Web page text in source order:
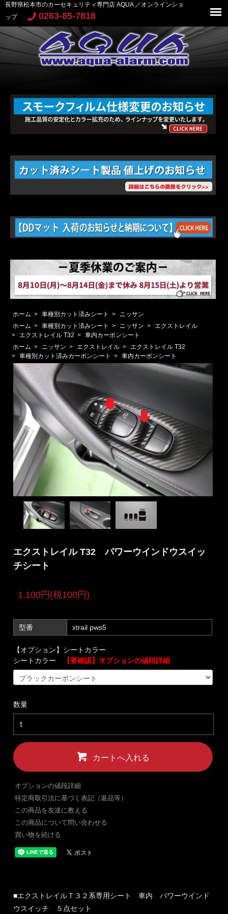
長野県松本市のカーセキュリティ専門店 AQUA ／オンラインショ
ップ
0263-85-7818
ホーム > 車種別カット済みシート >
ニッサン
ホーム > 車種別カット済みシート > ニッサン > エクストレイル
> エクストレイル T32 > 車内カーボンシート
ホーム > ニッサン > エクストレイル > エクストレイル T32
> 車種別カット済みカーボンシート > 車内カーボンシート
エクストレイル T32 パワーウインドウスイッ
チシート
1,100円(税100円)
型番 xtrail pws5
【オプション】シートカラー
シートカラー
【要確認】オプションの値段詳細
数量
カートへ入れる
オプションの値段詳細
特定商取引法に基づく表記（返品等）
この商品を友達に教える
この商品について問い合わせる
買い物を続ける
■エクストレイルＴ３２系専用シート 車内 パワーウインド
ウスイッチ ５点セット